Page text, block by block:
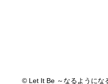
© Let It Be ～なるようにな